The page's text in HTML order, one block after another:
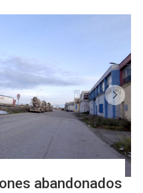
abandonados